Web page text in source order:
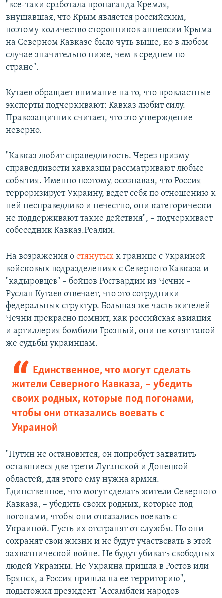
"все-таки сработала пропаганда Кремля,
внушавшая, что Крым является российским,
поэтому количество сторонников аннексии Крыма
на Северном Кавказе было чуть выше, но в любом
случае значительно ниже, чем в среднем по
стране".
Кутаев обращает внимание на то, что провластные
эксперты подчеркивают: Кавказ любит силу.
Правозащитник считает, что это утверждение
неверно.
"Кавказ любит справедливость. Через призму
справедливости кавказцы рассматривают любые
события. Именно поэтому, осознавая, что Россия
терроризирует Украину, ведет себя по отношению к
ней несправедливо и нечестно, они категорически
не поддерживают такие действия", – подчеркивает
собеседник Кавказ.Реалии.
На возражения о стянутых к границе с Украиной
войсковых подразделениях с Северного Кавказа и
"кадыровцев" – бойцов Росгвардии из Чечни –
Руслан Кутаев отвечает, что это сотрудники
федеральных структур. Большая же часть жителей
Чечни прекрасно помнит, как российская авиация
и артиллерия бомбили Грозный, они не хотят такой
же судьбы украинцам.
Единственное, что могут сделать
жители Северного Кавказа, – убедить
своих родных, которые под погонами,
чтобы они отказались воевать с
Украиной
"Путин не остановится, он попробует захватить
оставшиеся две трети Луганской и Донецкой
областей, для этого ему нужна армия.
Единственное, что могут сделать жители Северного
Кавказа, – убедить своих родных, которые под
погонами, чтобы они отказались воевать с
Украиной. Пусть их отстранят от службы. Но они
сохранят свои жизни и не будут участвовать в этой
захватнической войне. Не будут убивать свободных
людей Украины. Не Украина пришла в Ростов или
Брянск, а Россия пришла на ее территорию", –
подытожил президент "Ассамблеи народов